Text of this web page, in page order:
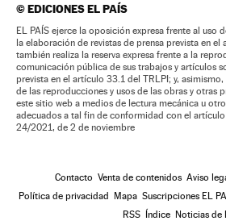
©EDICIONES EL PAÍS
EL PAÍS ejerce la oposición expresa frente al uso
la elaboración de revistas de prensa prevista en el
también realiza la reserva expresa frente a la
comunicación pública de sus trabajos y artículos
prevista en el artículo 33.1 del TRLPI; y, asimismo,
de las reproducciones y usos de las obras y otras
este sitio web a medios de lectura mecánica u
adecuados a tal fin de conformidad con el
24/2021, de 2 de noviembre
Contacto Venta de contenidos Aviso
Política de privacidad Mapa Suscripciones EL
RSS Índice Noticias de